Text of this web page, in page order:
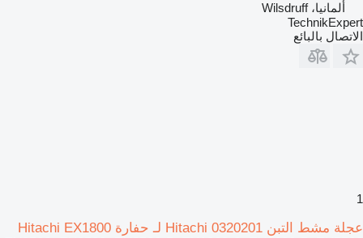
ألمانيا، Wilsdruff
TechnikExpert
الاتصال بالبائع
1
عجلة مشط التبن Hitachi 0320201 لـ حفارة Hitachi EX1800